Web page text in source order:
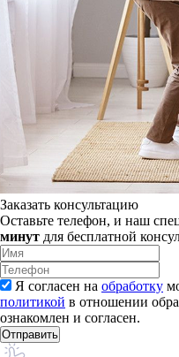
Заказать консультацию
Оставьте телефон, и наш
минут для бесплатной
Я согласен на обработку
политикой в отношении
ознакомлен и согласен.